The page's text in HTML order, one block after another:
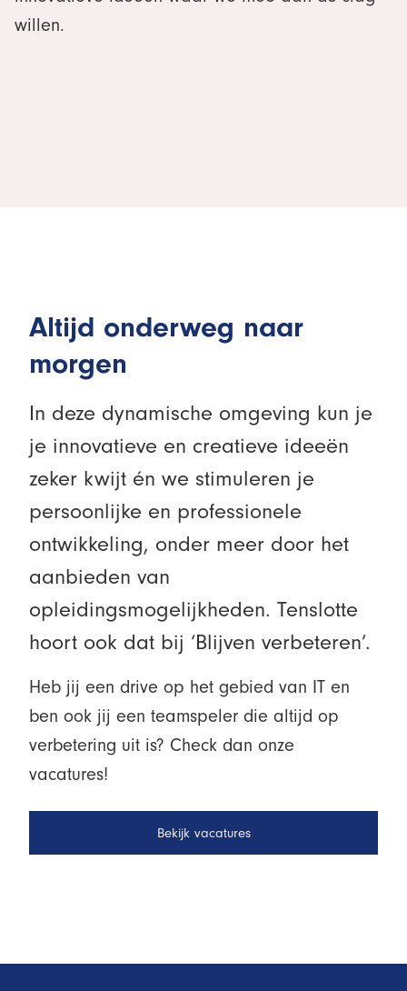
willen.
Altijd onderweg naar
morgen
In deze dynamische omgeving kun je
je innovatieve en creatieve ideeën
zeker kwijt én we stimuleren je
persoonlijke en professionele
ontwikkeling, onder meer door het
aanbieden van
opleidingsmogelijkheden. Tenslotte
hoort ook dat bij ‘Blijven verbeteren’.
Heb jij een drive op het gebied van IT en
ben ook jij een teamspeler die altijd op
verbetering uit is? Check dan onze
vacatures!
Bekijk vacatures